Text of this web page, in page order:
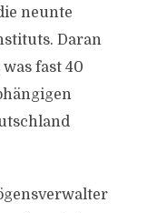
neunte
Daran
fast 40